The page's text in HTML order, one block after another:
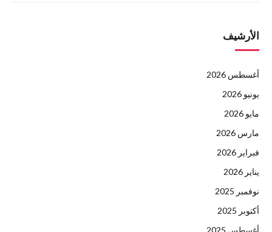
الأرشيف
أغسطس 2026
يونيو 2026
مايو 2026
مارس 2026
فبراير 2026
يناير 2026
نوفمبر 2025
أكتوبر 2025
أغسطس 2025